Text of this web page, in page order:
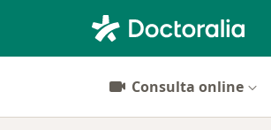
Consulta online